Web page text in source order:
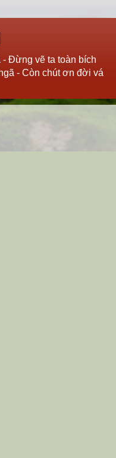
Đừng vẽ ta toàn bích
- Còn chút ơn đời vá